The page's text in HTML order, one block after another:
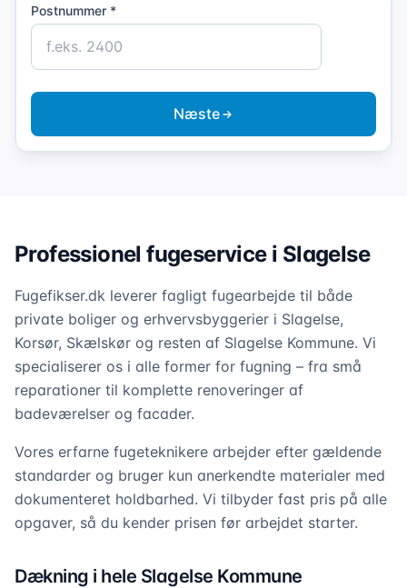
Postnummer *
Næste
Professionel fugeservice i Slagelse
Fugefikser.dk leverer fagligt fugearbejde til både
private boliger og erhvervsbyggerier i Slagelse,
Korsør, Skælskør og resten af Slagelse Kommune. Vi
specialiserer os i alle former for fugning – fra små
reparationer til komplette renoveringer af
badeværelser og facader.
Vores erfarne fugeteknikere arbejder efter gældende
standarder og bruger kun anerkendte materialer med
dokumenteret holdbarhed. Vi tilbyder fast pris på alle
opgaver, så du kender prisen før arbejdet starter.
Dækning i hele Slagelse Kommune